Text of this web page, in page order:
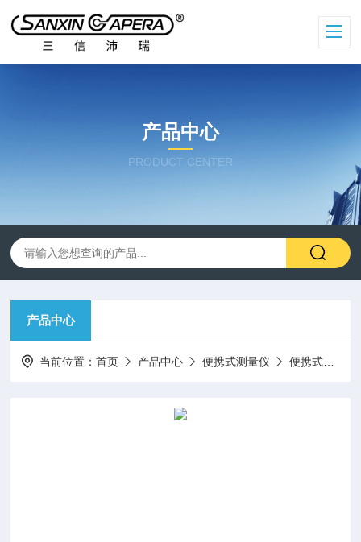
产品中心
PRODUCT CENTER
产品中心
当前位置：首页 产品中心 便携式测量仪 便携式水质硬度仪